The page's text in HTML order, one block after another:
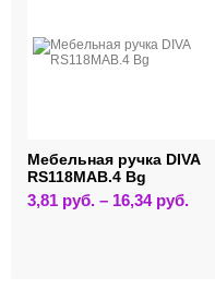
Мебельная ручка DIVA
RS118MAB.4 Bg
3,81 руб. – 16,34 руб.